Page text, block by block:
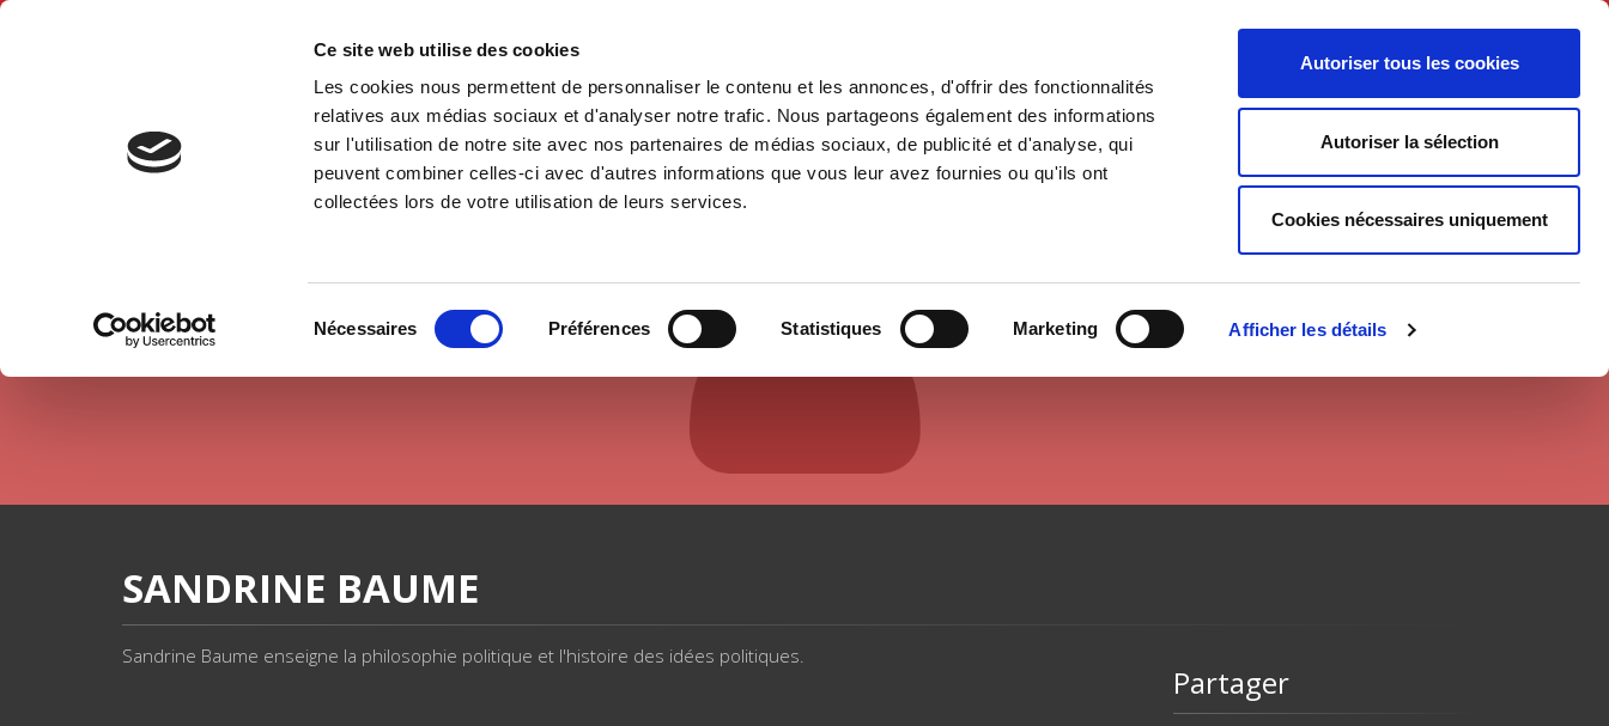
Ce site web utilise des cookies
Les cookies nous permettent de personnaliser le contenu et les annonces, d'offrir des fonctionnalités
relatives aux médias sociaux et d'analyser notre trafic. Nous partageons également des informations
sur l'utilisation de notre site avec nos partenaires de médias sociaux, de publicité et d'analyse, qui
peuvent combiner celles-ci avec d'autres informations que vous leur avez fournies ou qu'ils ont
collectées lors de votre utilisation de leurs services.
Nécessaires Préférences Statistiques Marketing Afficher les détails
Autoriser tous les cookies
Autoriser la sélection
Cookies nécessaires uniquement
Français
Accueil Environnement Histoire International Politique Société
Accueil Sandrine Baume
AUTEURS ET CONTRIBUTEURS
SANDRINE BAUME
Sandrine Baume enseigne la philosophie politique et l'histoire des idées politiques.
Partager